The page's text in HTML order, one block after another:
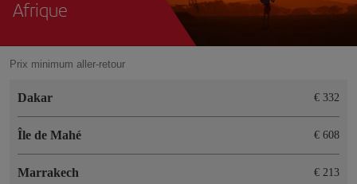
Afrique
Prix minimum aller-retour
Dakar € 332
Île de Mahé € 608
Marrakech € 213